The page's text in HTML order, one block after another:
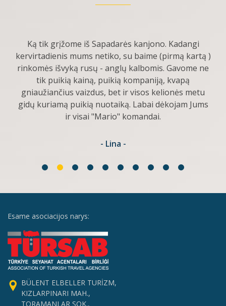
Ką tik grįžome iš Sapadarės kanjono. Kadangi
kervirtadienis mums netiko, su baime (pirmą kartą )
rinkomės išvyką rusų - anglų kalbomis. Gavome ne
tik puikią kainą, puikią kompaniją, kvapą
gniaužiančius vaizdus, bet ir visos kelionės metu
gidų kuriamą puikią nuotaiką. Labai dėkojam Jums
ir visai "Mario" komandai.
- Lina -
Esame asociacijos narys:
BÜLENT ELBELLER TURİZM,
KIZLARPINARI MAH.,
TORAMANLAR SOK.,